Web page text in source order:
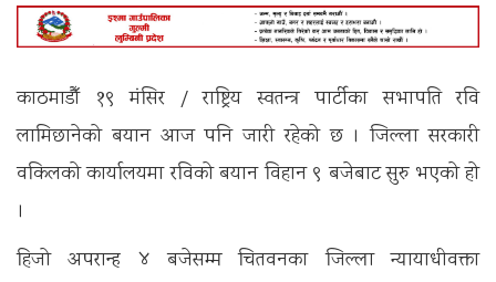
काठमाडौँ १९ मंसिर / राष्ट्रिय स्वतन्त्र पार्टीका सभापति रवि
लामिछानेको बयान आज पनि जारी रहेको छ । जिल्ला सरकारी
वकिलको कार्यालयमा रविको बयान विहान ९ बजेबाट सुरु भएको हो
।
हिजो अपरान्ह ४ बजेसम्म चितवनका जिल्ला न्यायाधीवक्ता